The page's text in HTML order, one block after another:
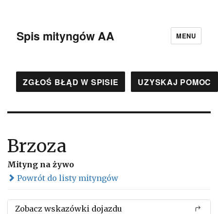
Spis mityngów AA MENU
ZGŁOŚ BŁĄD W SPISIE UZYSKAJ POMOC
Brzoza
Mityng na żywo
Powrót do listy mityngów
Zobacz wskazówki dojazdu